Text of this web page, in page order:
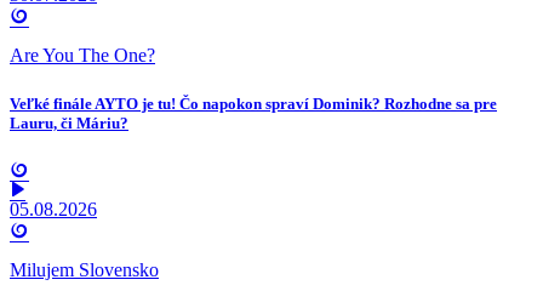
Are You The One?
Veľké finále AYTO je tu! Čo napokon spraví Dominik? Rozhodne sa pre
Lauru, či Máriu?
05.08.2026
Milujem Slovensko